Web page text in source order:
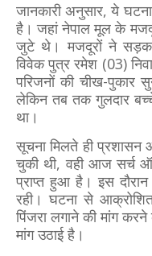
जानकारी अनुसार, ये
है। जहां नेपाल मूल के
जुटे थे। मजदूरों ने सड़क
विवेक पुत्र रमेश (03)
परिजनों की चीख-
लेकिन तब तक गुलदार
था।
सूचना मिलते ही
चुकी थी, वही आज सर्च
प्राप्त हुआ है। इस
रही। घटना से
पिंजरा लगाने की मांग
मांग उठाई है।